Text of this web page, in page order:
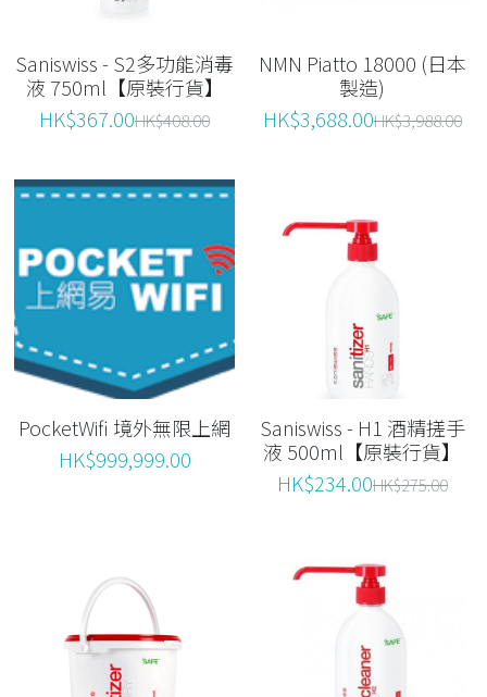
Saniswiss - S2多功能消毒
液 750ml【原裝行貨】
HK$367.00HK$408.00
NMN Piatto 18000 (日本
製造)
HK$3,688.00HK$3,988.00
PocketWifi 境外無限上網
HK$999,999.00
Saniswiss - H1 酒精搓手
液 500ml【原裝行貨】
HK$234.00HK$275.00